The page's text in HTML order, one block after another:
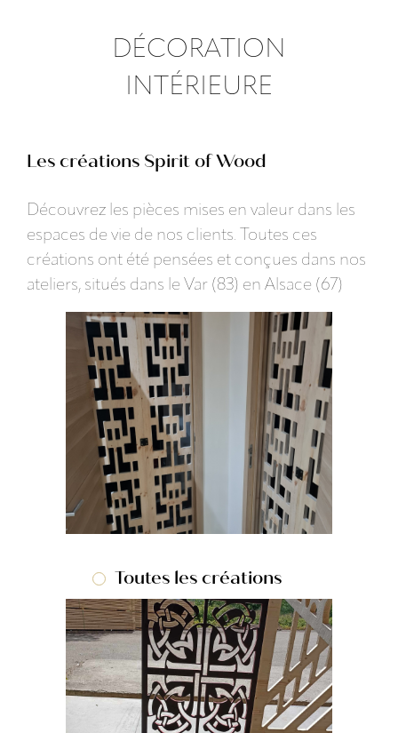
DÉCORATION
INTÉRIEURE
Les créations Spirit of Wood
Découvrez les pièces mises en valeur dans les
espaces de vie de nos clients. Toutes ces
créations ont été pensées et conçues dans nos
ateliers, situés dans le Var (83) en Alsace (67)
Toutes les créations